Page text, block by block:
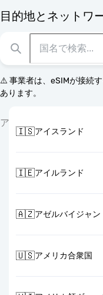
目的地とネットワ
⚠️ 事業者は、eSIMが接続
あります。
ア
🇮🇸アイスランド
🇮🇪アイルランド
🇦🇿アゼルバイジャン
🇺🇸アメリカ合衆国